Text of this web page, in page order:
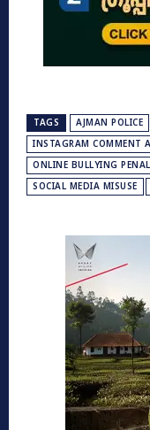
TAGS AJMAN POLICE
INSTAGRAM COMMENT
ONLINE BULLYING
SOCIAL MEDIA MISUSE